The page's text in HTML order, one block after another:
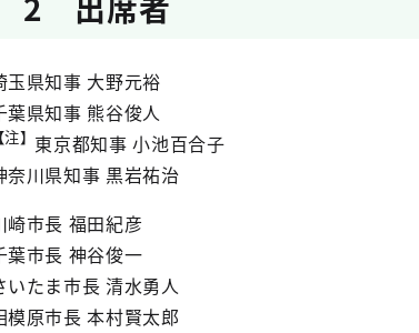
玉県知事 大野元裕
葉県知事 熊谷俊人
【注】 東京都知事 小池百合子
奈川県知事 黒岩祐治
崎市長 福田紀彦
葉市長 神谷俊一
いたま市長 清水勇人
模原市長 本村賢太郎